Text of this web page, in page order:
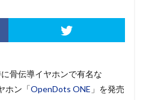
骨伝導イヤホンで有名な
ホン「OpenDots ONE 」を発売